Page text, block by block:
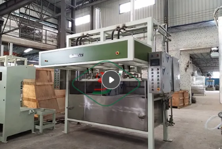
PRIVACY
POLICY